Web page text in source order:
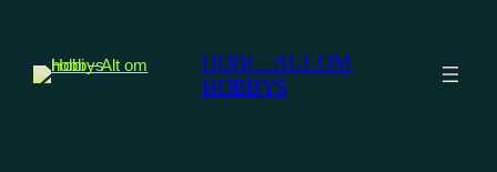
indhold
HOBI – ALT OM
HOBBYS